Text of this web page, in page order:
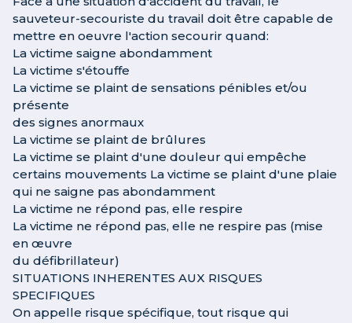
sauveteur-secouriste du travail doit être capable de
mettre en oeuvre l'action secourir quand:
La victime saigne abondamment
La victime s'étouffe
La victime se plaint de sensations pénibles et/ou
présente
des signes anormaux
La victime se plaint de brûlures
La victime se plaint d'une douleur qui empêche
certains mouvements La victime se plaint d'une plaie
qui ne saigne pas abondamment
La victime ne répond pas, elle respire
La victime ne répond pas, elle ne respire pas (mise
en œuvre
du défibrillateur)
SITUATIONS INHERENTES AUX RISQUES
SPECIFIQUES
On appelle risque spécifique, tout risque qui